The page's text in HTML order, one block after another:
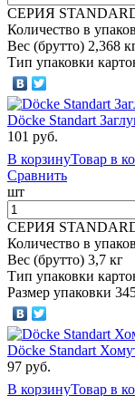
СЕРИЯ
Количество в
Вес (брутто) 2,368
Тип упаковки
Döcke Standart
101 руб.
В корзинуТовар в
Сравнить
шт
СЕРИЯ
Количество в
Вес (брутто) 3,7 кг
Тип упаковки
Размер упаковки
Döcke Standart
97 руб.
В корзинуТовар в